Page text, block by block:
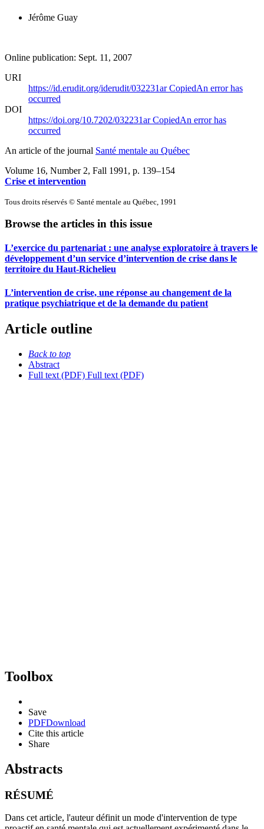
Jérôme Guay
Online publication: Sept. 11, 2007
URI
https://id.erudit.org/iderudit/032231arCopiedAn error has
occurred
DOI
https://doi.org/10.7202/032231arCopiedAn error has
occurred
An article of the journal Santé mentale au Québec
Volume 16, Number 2, Fall 1991 , p. 139–154
Crise et intervention
Tous droits réservés © Santé mentale au Québec, 1991
Browse the articles in this issue
L’exercice du partenariat : une analyse exploratoire à travers le
développement d’un service d’intervention de crise dans le
territoire du Haut-Richelieu
L’intervention de crise, une réponse au changement de la
pratique psychiatrique et de la demande du patient
Article outline
Back to top
Abstract
Full text (PDF) Full text (PDF)
Toolbox
Save
PDFDownload
Cite this article
Share
Abstracts
RÉSUMÉ
Dans cet article, l'auteur définit un mode d'intervention de type